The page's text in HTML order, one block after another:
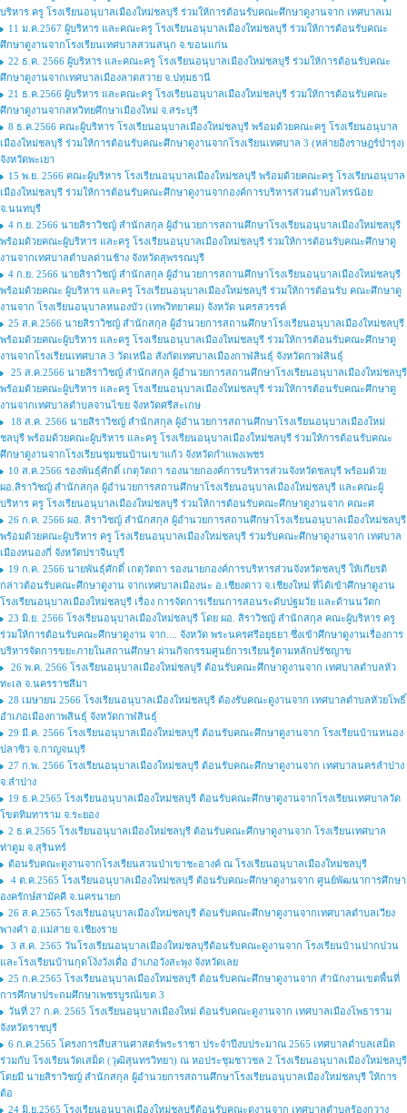
บริหาร ครู โรงเรียนอนุบาลเมืองใหม่ชลบุรี ร่วมให้การต้อนรับคณะศึกษาดูงานจาก เทศบาลเม
11 ม.ค.2567 ผู้บริหาร และคณะครู โรงเรียนอนุบาลเมืองใหม่ชลบุรี ร่วมให้การต้อนรับคณะ
ศึกษาดูงานจากโรงเรียนเทศบาลสวนสนุก จ.ขอนแก่น
22 ธ.ค. 2566 ผู้บริหาร และคณะครู โรงเรียนอนุบาลเมืองใหม่ชลบุรี ร่วมให้การต้อนรับคณะ
ศึกษาดูงานจากเทศบาลเมืองลาดสวาย จ.ปทุมธานี
21 ธ.ค.2566 ผู้บริหาร และคณะครู โรงเรียนอนุบาลเมืองใหม่ชลบุรี ร่วมให้การต้อนรับคณะ
ศึกษาดูงานจากสหวิทยศึกษาเมืองใหม่ จ.สระบุรี
8 ธ.ค.2566 คณะผู้บริหาร โรงเรียนอนุบาลเมืองใหม่ชลบุรี พร้อมด้วยคณะครู โรงเรียนอนุบาล
เมืองใหม่ชลบุรี ร่วมให้การต้อนรับคณะศึกษาดูงานจากโรงเรียนเทศบาล 3 (หล่ายอิงราษฎร์บำรุง)
จังหวัดพะเยา
15 พ.ย. 2566 คณะผู้บริหาร โรงเรียนอนุบาลเมืองใหม่ชลบุรี พร้อมด้วยคณะครู โรงเรียนอนุบาล
เมืองใหม่ชลบุรี ร่วมให้การต้อนรับคณะศึกษาดูงานจากองค์การบริหารส่วนตำบลไทรน้อย
จ.นนทบุรี
4 ก.ย. 2566 นายสิราวิชญ์ สำนักสกุล ผู้อำนวยการสถานศึกษาโรงเรียนอนุบาลเมืองใหม่ชลบุรี
พร้อมด้วยคณะผู้บริหาร และครู โรงเรียนอนุบาลเมืองใหม่ชลบุรี ร่วมให้การต้อนรับคณะศึกษาดู
งานจากเทศบาลตำบลด่านช้าง จังหวัดสุพรรณบุรี
4 ก.ย. 2566 นายสิราวิชญ์ สำนักสกุล ผู้อำนวยการสถานศึกษาโรงเรียนอนุบาลเมืองใหม่ชลบุรี
พร้อมด้วยคณะ ผู้บริหาร และครู โรงเรียนอนุบาลเมืองใหม่ชลบุรี ร่วมให้การต้อนรับ คณะศึกษาดู
งานจาก โรงเรียนอนุบาลหนองบัว (เทพวิทยาคม) จังหวัด นครสวรรค์
25 ส.ค.2566 นายสิราวิชญ์ สำนักสกุล ผู้อำนวยการสถานศึกษาโรงเรียนอนุบาลเมืองใหม่ชลบุรี
พร้อมด้วยคณะผู้บริหาร และครู โรงเรียนอนุบาลเมืองใหม่ชลบุรี ร่วมให้การต้อนรับคณะศึกษาดู
งานจากโรงเรียนเทศบาล 3 วัดเหนือ สังกัดเทศบาลเมืองกาฬสินธุ์ จังหวัดกาฬสินธุ์
25 ส.ค.2566 นายสิราวิชญ์ สำนักสกุล ผู้อำนวยการสถานศึกษาโรงเรียนอนุบาลเมืองใหม่ชลบุรี
พร้อมด้วยคณะผู้บริหาร และครู โรงเรียนอนุบาลเมืองใหม่ชลบุรี ร่วมให้การต้อนรับคณะศึกษาดู
งานจากเทศบาลตำบลจานไขย จังหวัดศรีสะเกษ
18 ส.ค. 2566 นายสิราวิชญ์ สำนักสกุล ผู้อำนวยการสถานศึกษาโรงเรียนอนุบาลเมืองใหม่
ชลบุรี พร้อมด้วยคณะผู้บริหาร และครู โรงเรียนอนุบาลเมืองใหม่ชลบุรี ร่วมให้การต้อนรับคณะ
ศึกษาดูงานจากโรงเรียนชุมชนบ้านเขาแก้ว จังหวัดกำแพงเพชร
10 ส.ค.2566 รองพันธ์ุศักดิ์ เกตุวัตถา รองนายกองค์การบริหารส่วนจังหวัดชลบุรี พร้อมด้วย
ผอ.สิราวิชญ์ สำนักสกุล ผู้อำนวยการสถานศึกษาโรงเรียนอนุบาลเมืองใหม่ชลบุรี และคณะผู้
บริหาร ครู โรงเรียนอนุบาลเมืองใหม่ชลบุรี ร่วมให้การต้อนรับคณะศึกษาดูงานจาก คณะศ
26 ก.ค. 2566 ผอ. สิราวิชญ์ สำนักสกุล ผู้อำนวยการสถานศึกษาโรงเรียนอนุบาลเมืองใหม่ชลบุรี
พร้อมด้วยคณะผู้บริหาร ครู โรงเรียนอนุบาลเมืองใหม่ชลบุรี ร่วมรับคณะศึกษาดูงานจาก เทศบาล
เมืองหนองกี่ จังหวัดปราจีนบุรี
19 ก.ค. 2566 นายพันธุ์ศักดิ์ เกตุวัตถา รองนายกองค์การบริหารส่วนจังหวัดชลบุรี ให้เกียรติ
กล่าวต้อนรับคณะศึกษาดูงาน จากเทศบาลเมืองนะ อ.เชียงดาว จ.เชียงใหม่ ที่ได้เข้าศึกษาดูงาน
โรงเรียนอนุบาลเมืองใหม่ชลบุรี เรื่อง การจัดการเรียนการสอนระดับปฐมวัย และด้านนวัตก
23 มิ.ย. 2566 โรงเรียนอนุบาลเมืองใหม่ชลบุรี โดย ผอ. สิราวิชญ์ สำนักสกุล คณะผู้บริหาร ครู
ร่วมให้การต้อนรับคณะศึกษาดูงาน จาก.... จังหวัด พระนครศรีอยุธยา ซึ่งเข้าศึกษาดูงานเรื่องการ
บริหารจัดการขยะภายในสถานศึกษา ผ่านกิจกรรมศูนย์การเรียนรู้ตามหลักปรัชญาข
26 พ.ค. 2566 โรงเรียนอนุบาลเมืองใหม่ชลบุรี ต้อนรับคณะศึกษาดูงานจาก เทศบาลตำบลหัว
ทะเล จ.นครราชสีมา
28 เมษายน 2566 โรงเรียนอนุบาลเมืองใหม่ชลบุรี ต้องรับคณะดูงานจาก เทศบาลตำบลหัวยโพธิ์
อำเภอเมืองกาพสินธุ์ จังหวัดกาฬสินธุ์
29 มี.ค. 2566 โรงเรียนอนุบาลเมืองใหม่ชลบุรี ต้อนรับคณะศึกษาดูงานจาก โรงเรียนบ้านหนอง
ปลาซิว จ.กาญจนบุรี
27 ก.พ. 2566 โรงเรียนอนุบาลเมืองใหม่ชลบุรี ต้อนรับคณะศึกษาดูงานจาก เทศบาลนครลำปาง
จ.ลำปาง
19 ธ.ค.2565 โรงเรียนอนุบาลเมืองใหม่ชลบุรี ต้อนรับคณะศึกษาดูงานจากโรงเรียนเทศบาลวัด
โขดทิมทาราม จ.ระยอง
2 ธ.ค.2565 โรงเรียนอนุบาลเมืองใหม่ชลบุรี ต้อนรับคณะศึกษาดูงานจาก โรงเรียนเทศบาล
ท่าตูม จ.สุรินทร์
ต้อนรับคณะดูงานจากโรงเรียนสวนป่าเขาชะอางค์ ณ โรงเรียนอนุบาลเมืองใหม่ชลบุรี
4 ต.ค.2565 โรงเรียนอนุบาลเมืองใหม่ชลบุรี ต้อนรับคณะศึกษาดูงานจาก ศูนย์พัฒนาการศึกษา
องครักษ์สามัคคี จ.นครนายก
26 ส.ค.2565 โรงเรียนอนุบาลเมืองใหม่ชลบุรี ต้อนรับคณะศึกษาดูงานจากเทศบาลตำบลเวียง
พางคำ อ.แม่สาย จ.เชียงราย
3 ส.ค. 2565 วันโรงเรียนอนุบาลเมืองใหม่ชลบุรีต้อนรับคณะดูงานจาก โรงเรียนบ้านปากปวน
และโรงเรียนบ้านกุดโง้งวังเดื่อ อำเภอวังสะพุง จังหวัดเลย
25 ก.ค.2565 โรงเรียนอนุบาลเมืองใหม่ชลบุรี ต้อนรับคณะศึกษาดูงานจาก สำนักงานเขตพื้นที่
การศึกษาประถมศึกษาเพชรบูรณ์เขต 3
วันที่ 27 ก.ค. 2565 โรงเรียนอนุบาลเมืองใหม่ ต้อนรับคณะดูงานจาก เทศบาลเมืองโพธาราม
จังหวัดราชบุรี
6 ก.ค.2565 โครงการสืบสานศาสตร์พระราชา ประจำปีงบประมาณ 2565 เทศบาลตำบลเสม็ด
ร่วมกับ โรงเรียนวัดเสม็ด (วุฒิสุนทรวิทยา) ณ หอประชุมชาวชล 2 โรงเรียนอนุบาลเมืองใหม่ชลบุรี
โดยมี นายสิราวิชญ์ สำนักสกุล ผู้อำนวยการสถานศึกษาโรงเรียนอนุบาลเมืองใหม่ชลบุรี ให้การ
ต้อ
24 มิ.ย.2565 โรงเรียนอนุบาลเมืองใหม่ชลบุรีต้อนรับคณะดูงานจาก เทศบาลตำบลร้องกวาง